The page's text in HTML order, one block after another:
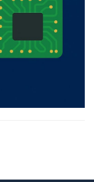
NEDIR?
SATIN